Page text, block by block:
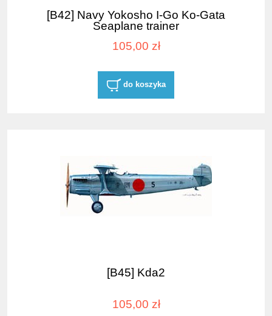
[B42] Navy Yokosho I-Go Ko-Gata
Seaplane trainer
105,00 zł
do koszyka
[B45] Kda2
105,00 zł